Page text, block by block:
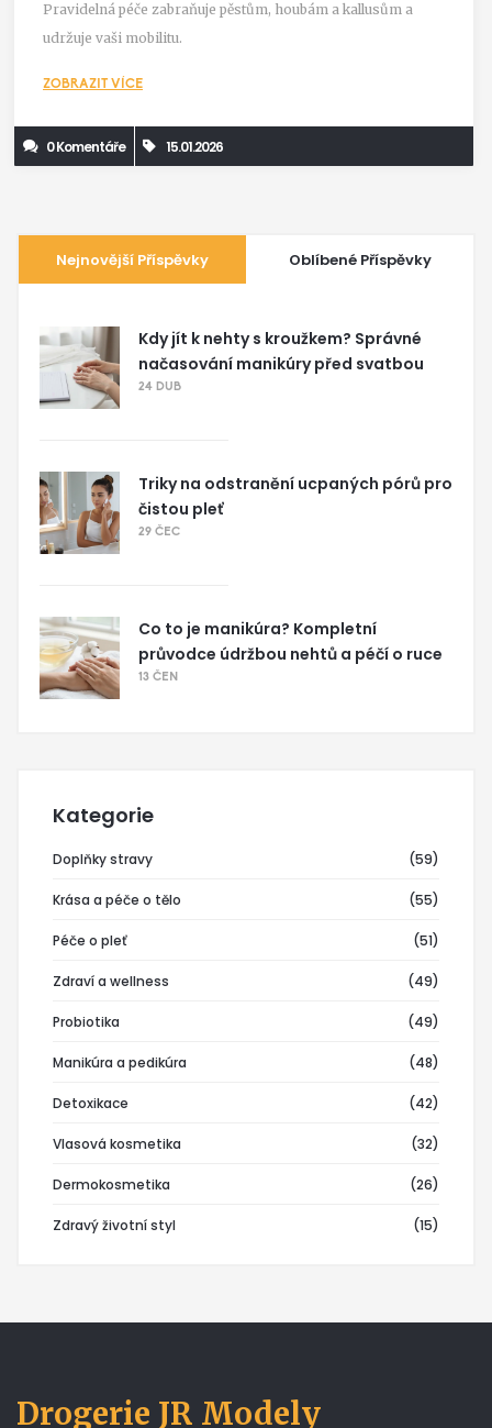
Pravidelná péče zabraňuje pěstům, houbám a kallusům a
udržuje vaši mobilitu.
ZOBRAZIT VÍCE
0 Komentáře 15.01.2026
Nejnovější Příspěvky Oblíbené Příspěvky
Kdy jít k nehty s kroužkem? Správné
načasování manikúry před svatbou
24 DUB
Triky na odstranění ucpaných pórů pro
čistou pleť
29 ČEC
Co to je manikúra? Kompletní
průvodce údržbou nehtů a péčí o ruce
13 ČEN
Kategorie
Doplňky stravy (59)
Krása a péče o tělo (55)
Péče o pleť (51)
Zdraví a wellness (49)
Probiotika (49)
Manikúra a pedikúra (48)
Detoxikace (42)
Vlasová kosmetika (32)
Dermokosmetika (26)
Zdravý životní styl (15)
Drogerie JR Modely